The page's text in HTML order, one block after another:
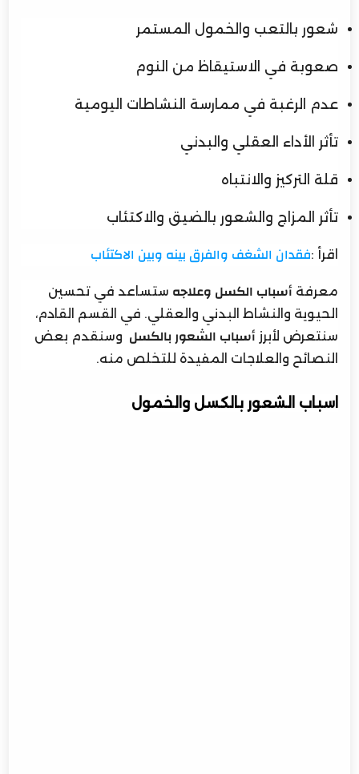
شعور بالتعب والخمول المستمر
صعوبة في الاستيقاظ من النوم
عدم الرغبة في ممارسة النشاطات اليومية
تأثر الأداء العقلي والبدني
قلة التركيز والانتباه
تأثر المزاج والشعور بالضيق والاكتئاب
اقرأ :فقدان الشغف والفرق بينه وبين الاكتئاب
معرفةأسباب الكسل وعلاجه ستساعد في تحسين
الحيوية والنشاط البدني والعقلي. في القسم القادم،
سنتعرض لأبرزأسباب الشعور بالكسل وسنقدم بعض
النصائح والعلاجات المفيدة للتخلص منه.
اسباب الشعور بالكسل والخمول